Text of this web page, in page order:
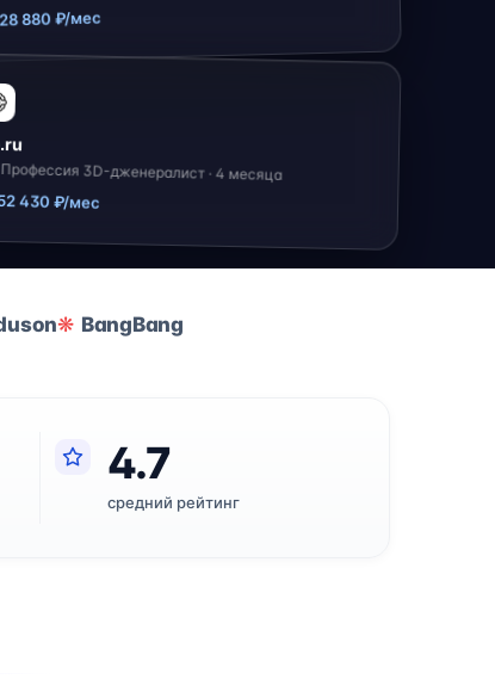
880 ₽/мес
3D-дженералист · 4 месяца
430 ₽/мес
BangBang
4.7
средний рейтинг